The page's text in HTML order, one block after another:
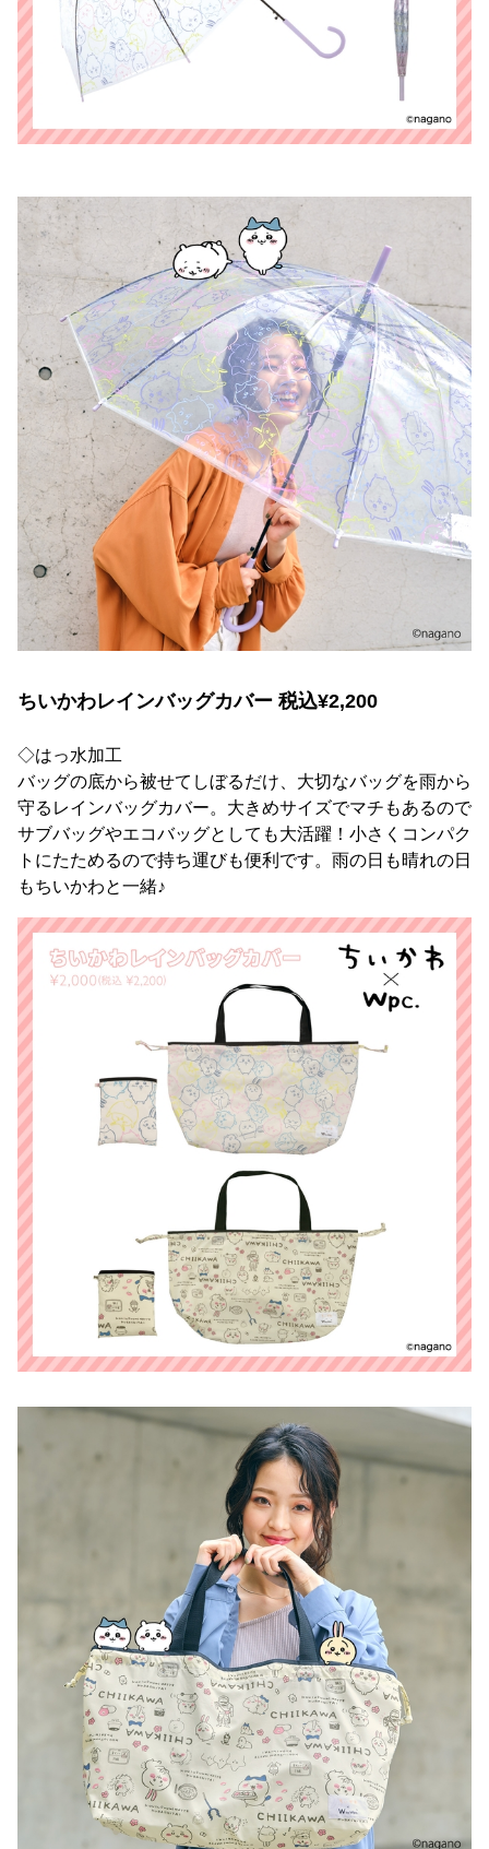
ちいかわレインバッグカバー 税込¥2,200
◇はっ水加工
バッグの底から被せてしぼるだけ、大切なバッグを雨から
守るレインバッグカバー。大きめサイズでマチもあるので
サブバッグやエコバッグとしても大活躍！小さくコンパク
トにたためるので持ち運びも便利です。雨の日も晴れの日
もちいかわと一緒♪